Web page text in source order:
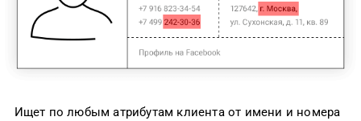
Ищет по любым атрибутам клиента от имени и номера